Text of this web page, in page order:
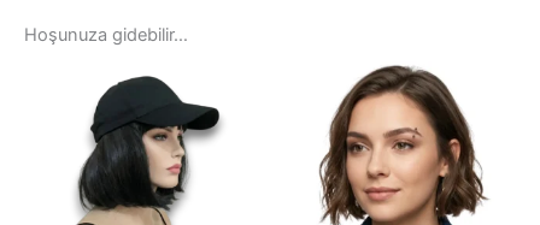
Hoşunuza gidebilir…